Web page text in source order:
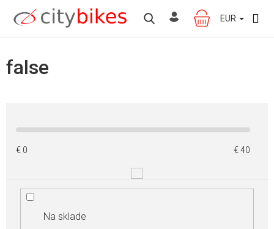
obsah
NÁKUPNÝ
KOŠÍK
EUR
false
€ 0 €40
Na sklade